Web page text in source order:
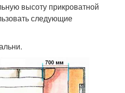
высоту прикроватной
следующие